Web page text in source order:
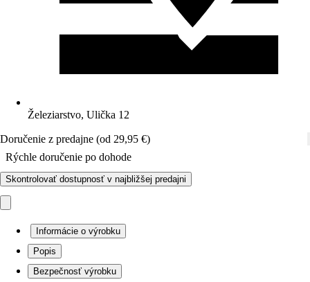
Železiarstvo, Ulička 12
Doručenie z predajne (od 29,95 €)
Rýchle doručenie po dohode
Skontrolovať dostupnosť v najbližšej predajni
Informácie o výrobku
Popis
Bezpečnosť výrobku